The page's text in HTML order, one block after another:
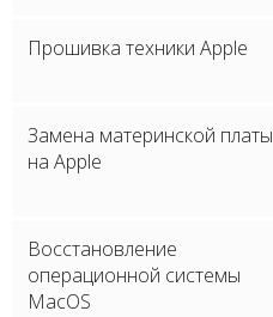
Прошивка техники Apple
Замена материнской платы
на Apple
Восстановление
операционной системы
MacOS